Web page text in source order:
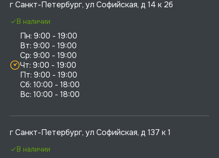
г Санкт-Петербург, ул Софийская, д 14 к 2б
Пн: 9:00 - 19:00
Вт: 9:00 - 19:00
Ср: 9:00 - 19:00
Чт: 9:00 - 19:00
Пт: 9:00 - 19:00
Сб: 10:00 - 18:00
В наличии
г Санкт-Петербург, ул Софийская, д 137 к 1
В наличии